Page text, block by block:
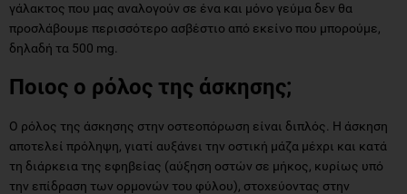
γάλακτος που μας αναλογούν σε ένα και μόνο γεύμα δεν θα
προσλάβουμε περισσότερο ασβέστιο από εκείνο που μπορούμε,
δηλαδή τα 500 mg.
Ποιος ο ρόλος της άσκησης;
Ο ρόλος της άσκησης στην οστεοπόρωση είναι διπλός. Η άσκηση
αποτελεί πρόληψη, γιατί αυξάνει την οστική μάζα μέχρι και κατά
τη διάρκεια της εφηβείας (αύξηση οστών σε μήκος, κυρίως υπό
την επίδραση των ορμονών του φύλου), στοχεύοντας στην